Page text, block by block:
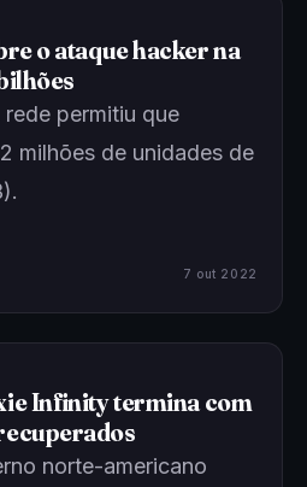
o ataque hacker na
permitiu que
milhões de unidades de
7 out 2022
Infinity termina com
norte-americano